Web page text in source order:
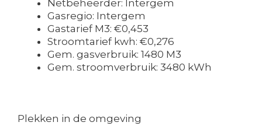
Netbeheerder: Intergem
Gasregio: Intergem
Gastarief M3: €0,453
Stroomtarief kwh: €0,276
Gem. gasverbruik: 1480 M3
Gem. stroomverbruik: 3480 kWh
Plekken in de omgeving